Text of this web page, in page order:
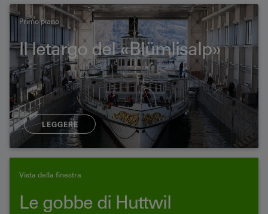
Primo piano
Il letargo del «Blümlisalp»
LEGGERE
Vista della finestra
Le gobbe di Huttwil